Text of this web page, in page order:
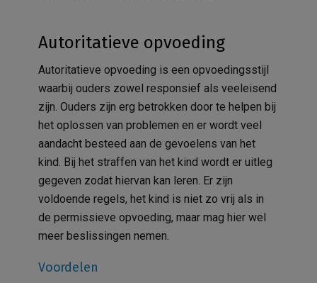
Autoritatieve opvoeding
Autoritatieve opvoeding is een opvoedingsstijl
waarbij ouders zowel responsief als veeleisend
zijn. Ouders zijn erg betrokken door te helpen bij
het oplossen van problemen en er wordt veel
aandacht besteed aan de gevoelens van het
kind. Bij het straffen van het kind wordt er uitleg
gegeven zodat hiervan kan leren. Er zijn
voldoende regels, het kind is niet zo vrij als in
de permissieve opvoeding, maar mag hier wel
meer beslissingen nemen.
Voordelen